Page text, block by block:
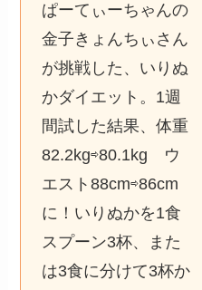
ぱーてぃーちゃんの
金子きょんちぃさん
が挑戦した、いりぬ
かダイエット。1週
間試した結果、体重
82.2kg⇨80.1kg ウ
エスト88cm⇨86cm
に！いりぬかを1食
スプーン3杯、また
は3食に分けて3杯か